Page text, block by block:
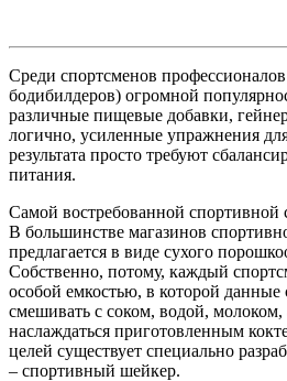
Среди спортсменов
бодибилдеров) огромной
различные пищевые добавки,
логично, усиленные упражнения
результата просто требуют
питания.
Самой востребованной спортивной
В большинстве магазинов
предлагается в виде сухого
Собственно, потому, каждый
особой емкостью, в которой данные
смешивать с соком, водой, молоком,
наслаждаться приготовленным
целей существует специально
– спортивный шейкер.